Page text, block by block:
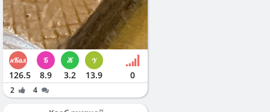
126.5 8.9 3.2 13.9 0
2 4